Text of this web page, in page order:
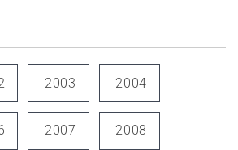
2003 2004
2007 2008